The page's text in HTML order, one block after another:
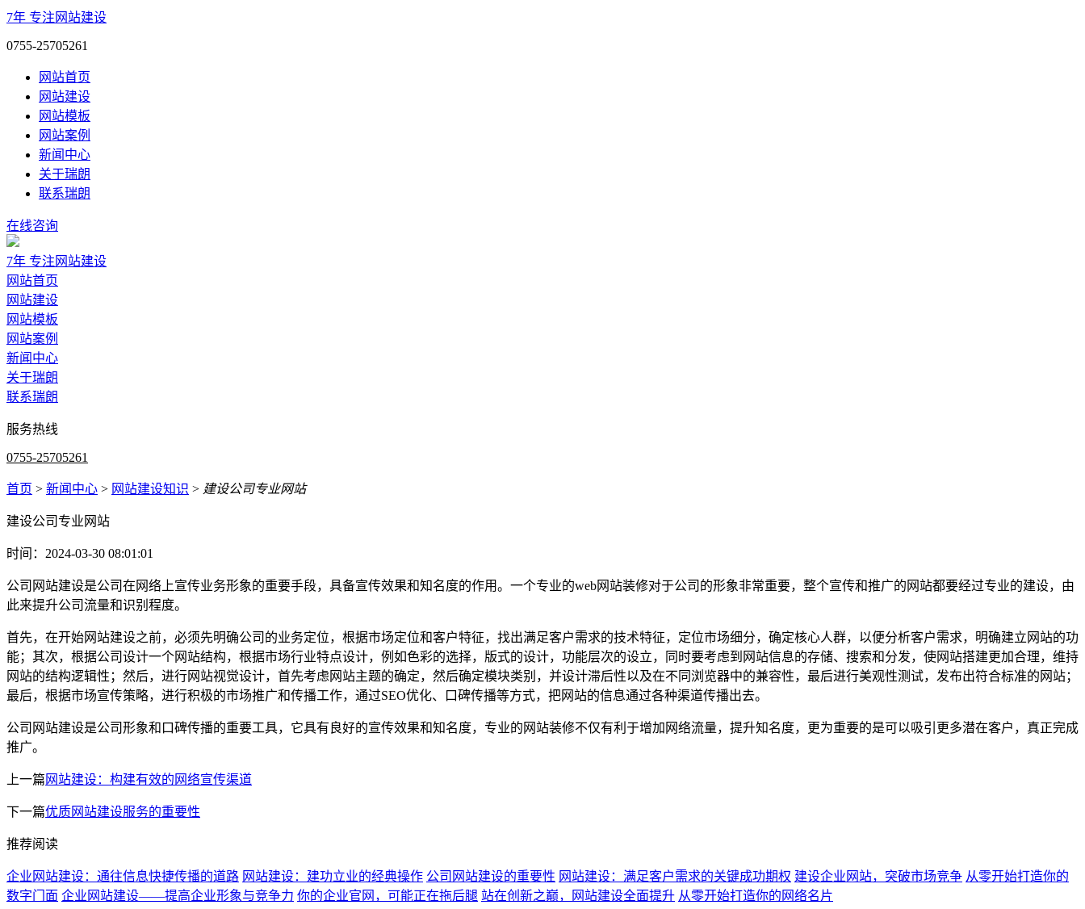
7年 专注网站建设
0755-25705261
网站首页
网站建设
网站模板
网站案例
新闻中心
关于瑞朗
联系瑞朗
在线咨询
7年 专注网站建设
网站首页
网站建设
网站模板
网站案例
新闻中心
关于瑞朗
联系瑞朗
服务热线
0755-25705261
首页 > 新闻中心 > 网站建设知识 > 建设公司专业网站
建设公司专业网站
时间：2024-03-30 08:01:01
公司网站建设是公司在网络上宣传业务形象的重要手段，具备宣传效果和知名度的作用。一个专业的web网站装修对于公司的形象非常重要，整个宣传和推广的网站都要经过专业的建设，由
此来提升公司流量和识别程度。
首先，在开始网站建设之前，必须先明确公司的业务定位，根据市场定位和客户特征，找出满足客户需求的技术特征，定位市场细分，确定核心人群，以便分析客户需求，明确建立网站的功
能；其次，根据公司设计一个网站结构，根据市场行业特点设计，例如色彩的选择，版式的设计，功能层次的设立，同时要考虑到网站信息的存储、搜索和分发，使网站搭建更加合理，维持
网站的结构逻辑性；然后，进行网站视觉设计，首先考虑网站主题的确定，然后确定模块类别，并设计滞后性以及在不同浏览器中的兼容性，最后进行美观性测试，发布出符合标准的网站；
最后，根据市场宣传策略，进行积极的市场推广和传播工作，通过SEO优化、口碑传播等方式，把网站的信息通过各种渠道传播出去。
公司网站建设是公司形象和口碑传播的重要工具，它具有良好的宣传效果和知名度，专业的网站装修不仅有利于增加网络流量，提升知名度，更为重要的是可以吸引更多潜在客户，真正完成
推广。
上一篇 网站建设：构建有效的网络宣传渠道
下一篇优质网站建设服务的重要性
推荐阅读
企业网站建设：通往信息快捷传播的道路 网站建设：建功立业的经典操作 公司网站建设的重要性 网站建设：满足客户需求的关键成功期权 建设企业网站，突破市场竞争 从零开始打造你的
数字门面 企业网站建设——提高企业形象与竞争力 你的企业官网，可能正在拖后腿 站在创新之巅，网站建设全面提升 从零开始打造你的网络名片